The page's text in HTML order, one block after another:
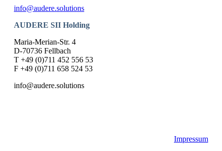
info@audere.solutions
AUDERE SII Holding
Maria-Merian-Str. 4
D-70736 Fellbach
T +49 (0)711 452 556 53
F +49 (0)711 658 524 53
info@audere.solutions
Impressum